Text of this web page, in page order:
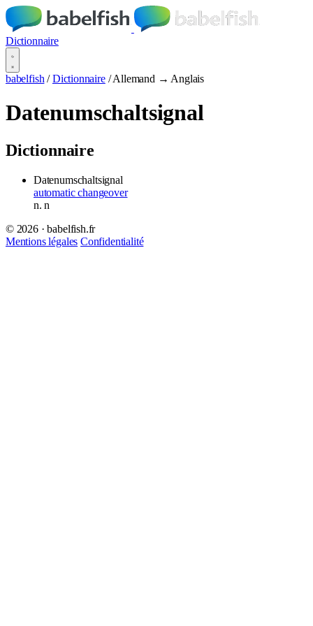
Dictionnaire
babelfish / Dictionnaire / Allemand → Anglais
Datenumschaltsignal
Dictionnaire
Datenumschaltsignal
automatic changeover
n.n
© 2026 · babelfish.fr
Mentions légales Confidentialité